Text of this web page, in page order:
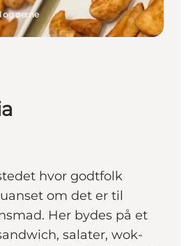
hvor godtfolk
om det er til
Her bydes på et
salater, wok-
og øerne